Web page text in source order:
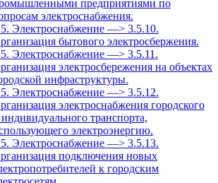
предприятиями по
электроснабжения.
Электроснабжение —> 3.5.10.
бытового электросбержения.
Электроснабжение —> 3.5.11.
электросбережения на объектах
инфраструктуры.
Электроснабжение —> 3.5.12.
электроснабжения городского
транспорта,
электроэнергию.
Электроснабжение —> 3.5.13.
подключения новых
к городским